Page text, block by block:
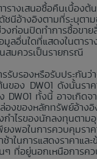
ารางเสนอซื้อคืนเบื้อง
นีอ้างอิงตามที่ระบุตา
งก่อนปิดทำการซื้อขา
มูลอื่นใดที่แสดงในตาร
สมควรเป็นรายกรณี
รรับรองหรือรับประกัน
ของ DW01 ดังนั้นรา
DW01 ทั้งนี้ อาจเกิดจ
องของหลักทรัพย์อ้าง
กำไรของนักลงทุนตา
ยงพอในการควบคุมรา
ช้าในการแสดงราคาแล
ที่อยู่นอกเหนือการคว